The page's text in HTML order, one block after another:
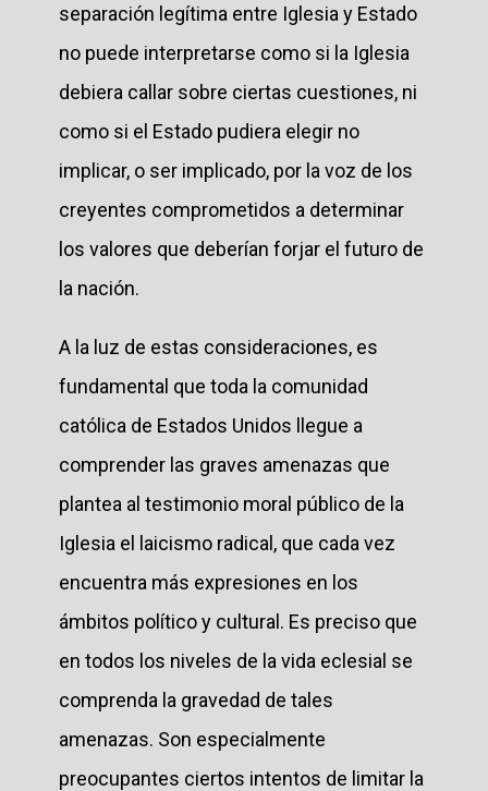
separación legítima entre Iglesia y Estado
no puede interpretarse como si la Iglesia
debiera callar sobre ciertas cuestiones, ni
como si el Estado pudiera elegir no
implicar, o ser implicado, por la voz de los
creyentes comprometidos a determinar
los valores que deberían forjar el futuro de
la nación.
A la luz de estas consideraciones, es
fundamental que toda la comunidad
católica de Estados Unidos llegue a
comprender las graves amenazas que
plantea al testimonio moral público de la
Iglesia el laicismo radical, que cada vez
encuentra más expresiones en los
ámbitos político y cultural. Es preciso que
en todos los niveles de la vida eclesial se
comprenda la gravedad de tales
amenazas. Son especialmente
preocupantes ciertos intentos de limitar la